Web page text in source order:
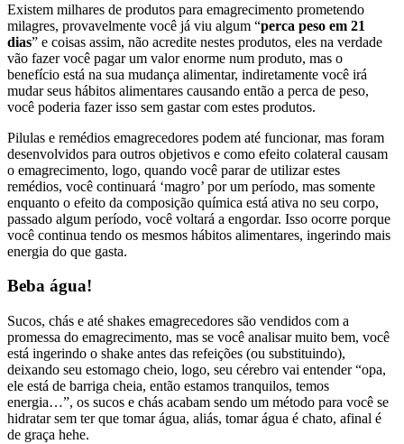
Existem milhares de produtos para emagrecimento prometendo
milagres, provavelmente você já viu algum “perca peso em 21
dias” e coisas assim, não acredite nestes produtos, eles na verdade
vão fazer você pagar um valor enorme num produto, mas o
benefício está na sua mudança alimentar, indiretamente você irá
mudar seus hábitos alimentares causando então a perca de peso,
você poderia fazer isso sem gastar com estes produtos.
Pilulas e remédios emagrecedores podem até funcionar, mas foram
desenvolvidos para outros objetivos e como efeito colateral causam
o emagrecimento, logo, quando você parar de utilizar estes
remédios, você continuará ‘magro’ por um período, mas somente
enquanto o efeito da composição química está ativa no seu corpo,
passado algum período, você voltará a engordar. Isso ocorre porque
você continua tendo os mesmos hábitos alimentares, ingerindo mais
energia do que gasta.
Beba água!
Sucos, chás e até shakes emagrecedores são vendidos com a
promessa do emagrecimento, mas se você analisar muito bem, você
está ingerindo o shake antes das refeições (ou substituindo),
deixando seu estomago cheio, logo, seu cérebro vai entender “opa,
ele está de barriga cheia, então estamos tranquilos, temos
energia…”, os sucos e chás acabam sendo um método para você se
hidratar sem ter que tomar água, aliás, tomar água é chato, afinal é
de graça hehe.